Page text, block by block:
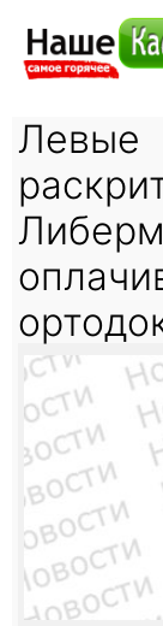
Левые